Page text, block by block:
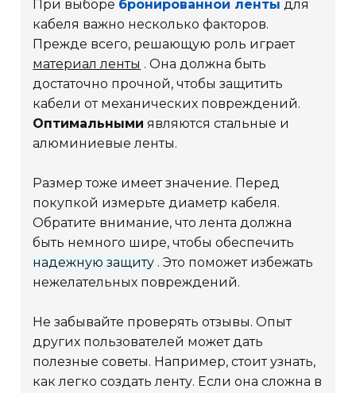
При выборе бронированной ленты для
кабеля важно несколько факторов.
Прежде всего, решающую роль играет
материал ленты . Она должна быть
достаточно прочной, чтобы защитить
кабели от механических повреждений.
Оптимальными являются стальные и
алюминиевые ленты.
Размер тоже имеет значение. Перед
покупкой измерьте диаметр кабеля.
Обратите внимание, что лента должна
быть немного шире, чтобы обеспечить
надежную защиту . Это поможет избежать
нежелательных повреждений.
Не забывайте проверять отзывы. Опыт
других пользователей может дать
полезные советы. Например, стоит узнать,
как легко создать ленту. Если она сложна в